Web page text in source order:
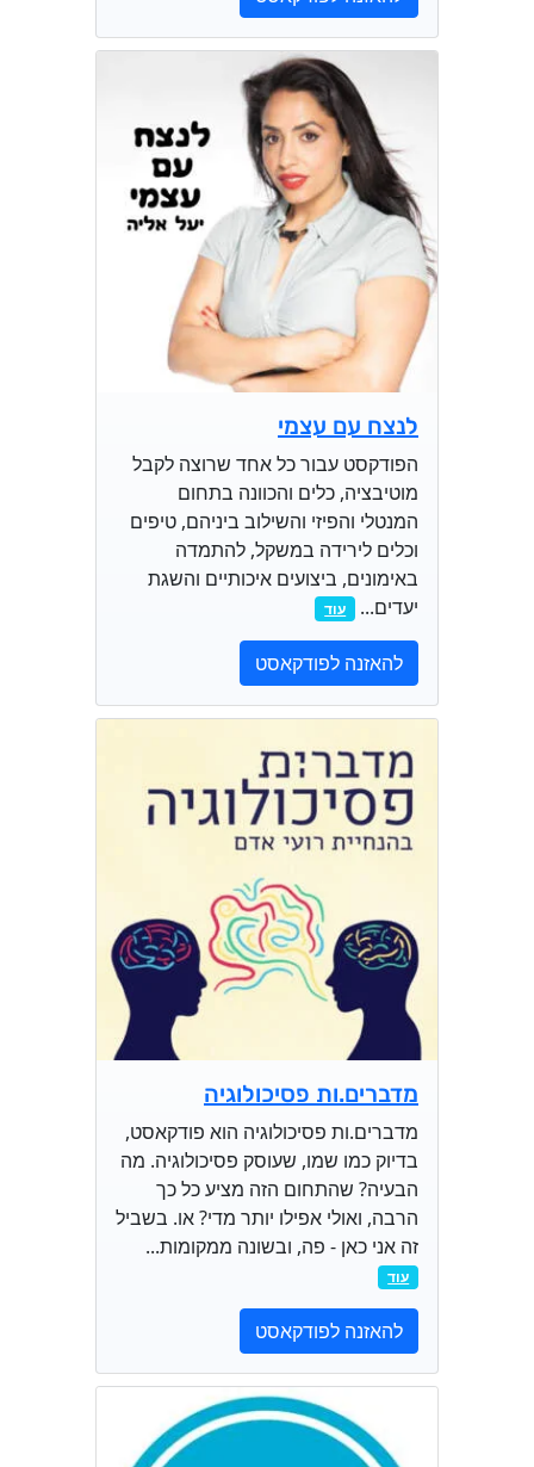
לנצח עם עצמי
הפודקסט עבור כל אחד שרוצה לקבל
מוטיבציה, כלים והכוונה בתחום
המנטלי והפיזי והשילוב ביניהם, טיפים
וכלים לירידה במשקל, להתמדה
באימונים, ביצועים איכותיים והשגת
יעדים...
עוד
להאזנה לפודקאסט
מדברים.ות פסיכולוגיה
מדברים.ות פסיכולוגיה הוא פודקאסט,
בדיוק כמו שמו, שעוסק פסיכולוגיה. מה
הבעיה? שהתחום הזה מציע כל כך
הרבה, ואולי אפילו יותר מדי? או. בשביל
זה אני כאן - פה, ובשונה ממקומות...
עוד
להאזנה לפודקאסט